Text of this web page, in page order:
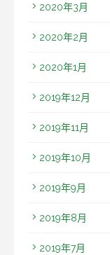
2020年3月
2020年2月
2020年1月
2019年12月
2019年11月
2019年10月
2019年9月
2019年8月
2019年7月